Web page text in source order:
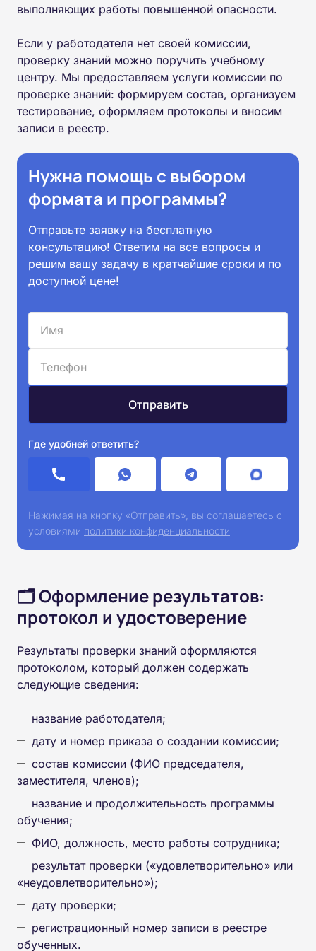
выполняющих работы повышенной опасности.
Если у работодателя нет своей комиссии,
проверку знаний можно поручить учебному
центру. Мы предоставляем услуги комиссии по
проверке знаний: формируем состав, организуем
тестирование, оформляем протоколы и вносим
записи в реестр.
Нужна помощь с выбором
формата и программы?
Отправьте заявку на бесплатную
консультацию! Ответим на все вопросы и
решим вашу задачу в кратчайшие сроки и по
доступной цене!
Где удобней ответить?
Нажимая на кнопку «Отправить», вы соглашаетесь с
условиями политики конфиденциальности
🗂️ Оформление результатов:
протокол и удостоверение
Результаты проверки знаний оформляются
протоколом, который должен содержать
следующие сведения:
название работодателя;
дату и номер приказа о создании комиссии;
состав комиссии (ФИО председателя,
заместителя, членов);
название и продолжительность программы
обучения;
ФИО, должность, место работы сотрудника;
результат проверки («удовлетворительно» или
«неудовлетворительно»);
дату проверки;
регистрационный номер записи в реестре
обученных.